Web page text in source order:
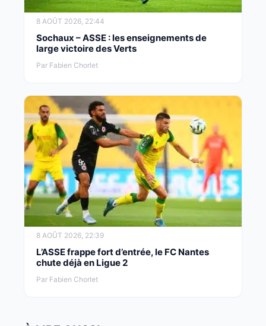
8 AOÛT 2026, 22:44
Sochaux – ASSE : les enseignements de
large victoire des Verts
Par Fabien Chorlet
8 AOÛT 2026, 22:39
L’ASSE frappe fort d’entrée, le FC Nantes
chute déjà en Ligue 2
Par Fabien Chorlet